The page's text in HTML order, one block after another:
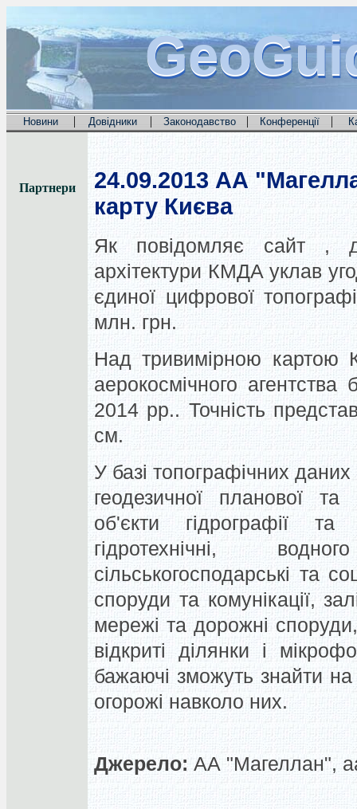
Новини | Довідники | Законодавство | Конференції |
Партнери 24.09.2013 АА
карту Києва
Як повідомляє сайт ,
архітектури КМДА уклав
єдиної цифрової
млн. грн.
Над тривимірною картою
аерокосмічного
2014 рр.. Точність
см.
У базі топографічних
геодезичної планової
об'єкти гідрографії та
гідротехнічні,
сільськогосподарські та
споруди та комунікації,
мережі та дорожні
відкриті ділянки і
бажаючі зможуть знайти на
огорожі навколо них.
Джерело: АА "Магеллан",